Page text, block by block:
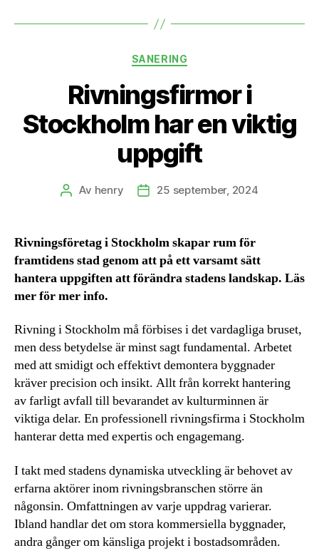
Kategorier
SANERING
Rivningsfirmor i
Stockholm har en viktig
uppgift
Inläggsförfattare
Av henry Inläggsdatum
25 september, 2024
Rivningsföretag i Stockholm skapar rum för
framtidens stad genom att på ett varsamt sätt
hantera uppgiften att förändra stadens landskap. Läs
mer för mer info.
Rivning i Stockholm må förbises i det vardagliga bruset,
men dess betydelse är minst sagt fundamental. Arbetet
med att smidigt och effektivt demontera byggnader
kräver precision och insikt. Allt från korrekt hantering
av farligt avfall till bevarandet av kulturminnen är
viktiga delar. En professionell rivningsfirma i Stockholm
hanterar detta med expertis och engagemang.
I takt med stadens dynamiska utveckling är behovet av
erfarna aktörer inom rivningsbranschen större än
någonsin. Omfattningen av varje uppdrag varierar.
Ibland handlar det om stora kommersiella byggnader,
andra gånger om känsliga projekt i bostadsområden.